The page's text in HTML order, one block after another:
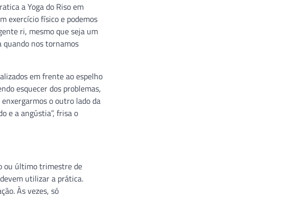
a Yoga do Riso em
exercício físico e podemos
ri, mesmo que seja um
quando nos tornamos
em frente ao espelho
esquecer dos problemas,
o outro lado da
e a angústia”, frisa o
ou último trimestre de
utilizar a prática.
Às vezes, só